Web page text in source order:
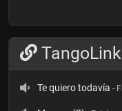
TangoLink
Te quiero todavía -